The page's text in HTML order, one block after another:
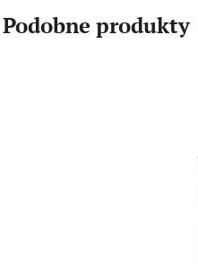
Podobne produkty